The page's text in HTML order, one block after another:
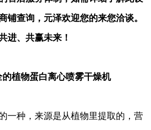
铺查询，元泽欢迎您的来您洽谈。
进、共赢未来！
的植物蛋白离心喷雾干燥机
一种，来源是从植物里提取的，营